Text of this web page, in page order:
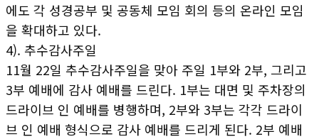
에도 각 성경공부 및 공동체 모임 회의 등의 온라인 모임
을 확대하고 있다.
4). 추수감사주일
11월 22일 추수감사주일을 맞아 주일 1부와 2부, 그리고
3부 예배에 감사 예배를 드린다. 1부는 대면 및 주차장의
드라이브 인 예배를 병행하며, 2부와 3부는 각각 드라이
브 인 예배 형식으로 감사 예배를 드리게 된다. 2부 예배